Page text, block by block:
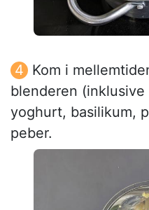
Kom i
blenderen
yoghurt, basilikum,
peber.